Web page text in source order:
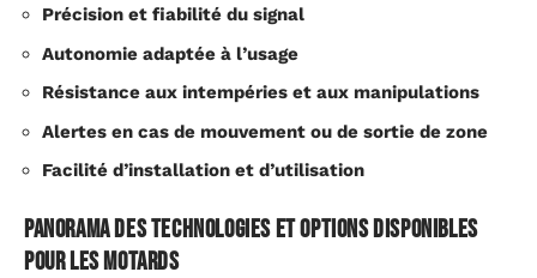
Précision et fiabilité du signal
Autonomie adaptée à l’usage
Résistance aux intempéries et aux manipulations
Alertes en cas de mouvement ou de sortie de zone
Facilité d’installation et d’utilisation
Panorama des technologies et options disponibles
pour les motards